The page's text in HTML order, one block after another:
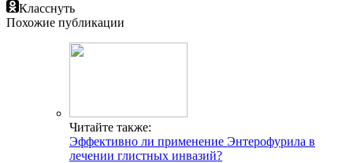
Класснуть
Похожие публикации
Читайте также:
Эффективно ли применение Энтерофурила в
лечении глистных инвазий?